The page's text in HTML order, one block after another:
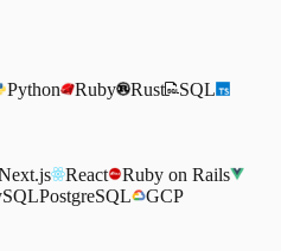
Python Ruby Rust
SQL
React
Ruby on Rails
PostgreSQL GCP